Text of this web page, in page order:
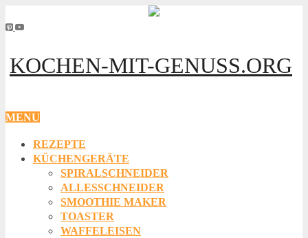
KOCHEN-MIT-GENUSS.ORG
MENU
REZEPTE
KÜCHENGERÄTE
SPIRALSCHNEIDER
ALLESSCHNEIDER
SMOOTHIE MAKER
TOASTER
WAFFELEISEN